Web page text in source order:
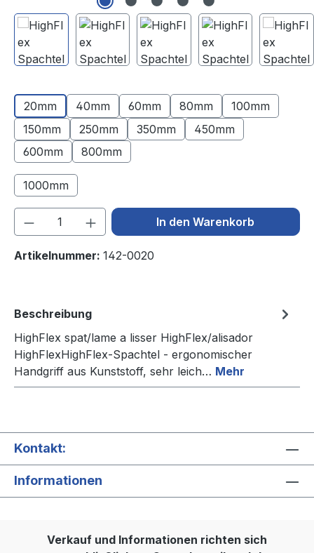
20mm 40mm 60mm 80mm
100mm
150mm
250mm 350mm
450mm
600mm
800mm
1000mm
(Diese Option ist zurzeit nicht verfügbar.)
Produkt Anzahl: Gib denIn den Warenkorb
Artikelnummer: 142-0020
Beschreibung
HighFlex spat/lame a lisser HighFlex/alisador
HighFlexHighFlex-Spachtel - ergonomischer
Handgriff aus Kunststoff, sehr leich… Mehr
Kontakt:
Informationen
Verkauf und Informationen richten sich